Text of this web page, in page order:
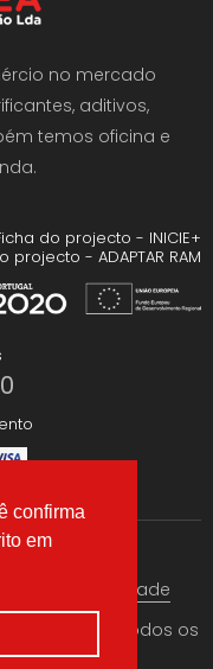
confirma
em
no mercado
aditivos,
temos oficina e
do projecto - INICIE+
projecto - ADAPTAR RAM
por
. Todos os
de Privacidade